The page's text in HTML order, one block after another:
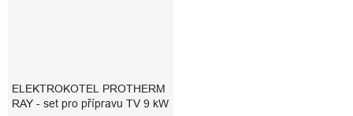
ELEKTROKOTEL PROTHERM
RAY - set pro přípravu TV 9 kW